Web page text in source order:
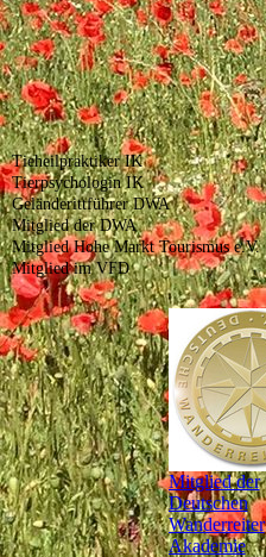
Tieheilpraktiker IK
Tierpsychologin IK
Geländerittführer DWA
Mitglied der DWA
Mitglied Hohe Markt Tourismus e.V.
Mitglied im VFD
Mitglied der
Deutschen
Wanderreiter
Akademie